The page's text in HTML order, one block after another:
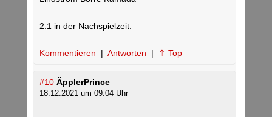
2:1 in der Nachspielzeit.
Kommentieren | Antworten | ⇑ Top
#10 ÄpplerPrince
18.12.2021 um 09:04 Uhr